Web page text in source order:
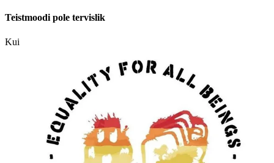
Teistmoodi pole tervislik
Kui